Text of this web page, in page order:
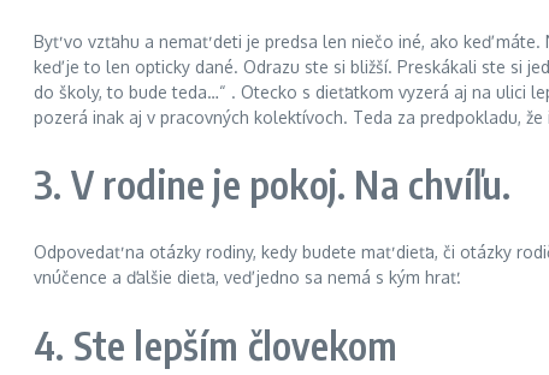
Byť vo vzťahu a nemať deti je predsa len niečo iné, ako keď
keď je to len opticky dané. Odrazu ste si bližší. Preskákali ste si
do školy, to bude teda…“ . Otecko s dieťatkom vyzerá aj na ulici
pozerá inak aj v pracovných kolektívoch. Teda za predpokladu,
3. V rodine je pokoj. Na chvíľu.
Odpovedať na otázky rodiny, kedy budete mať dieťa, či otázky
vnúčence a ďalšie dieťa, veď jedno sa nemá s kým hrať.
4. Ste lepším človekom